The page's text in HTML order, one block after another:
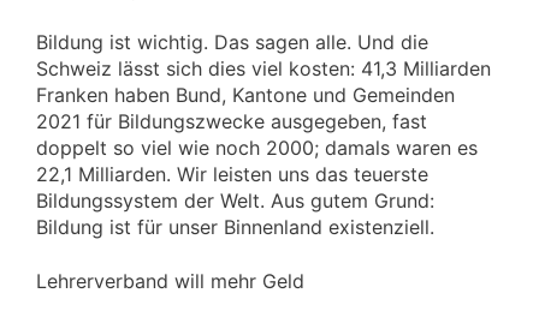
Bildung ist wichtig. Das sagen alle. Und die
Schweiz lässt sich dies viel kosten: 41,3 Milliarden
Franken haben Bund, Kantone und Gemeinden
2021 für Bildungszwecke ausgegeben, fast
doppelt so viel wie noch 2000; damals waren es
22,1 Milliarden. Wir leisten uns das teuerste
Bildungssystem der Welt. Aus gutem Grund:
Bildung ist für unser Binnenland existenziell.
Lehrerverband will mehr Geld